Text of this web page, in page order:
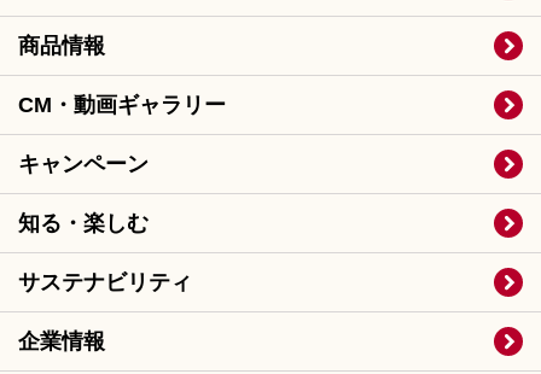
商品情報
CM・動画ギャラリー
キャンペーン
知る・楽しむ
サステナビリティ
企業情報